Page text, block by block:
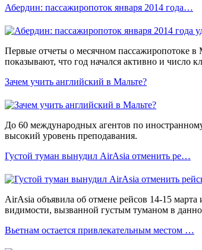
Абердин: пассажиропоток января 2014 года…
Первые отчеты о месячном пассажиропотоке
показывают, что год начался активно и число
Зачем учить английский в Мальте?
До 60 международных агентов по
высокий уровень преподавания.
Густой туман вынудил AirAsia отменить ре…
AirAsia объявила об отмене рейсов 14-15
видимости, вызванной густым туманом в
Вьетнам остается привлекательным местом …